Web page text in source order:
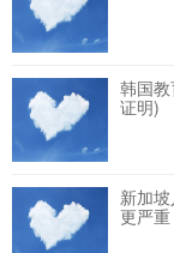
韩国
证明)
新加
更严重